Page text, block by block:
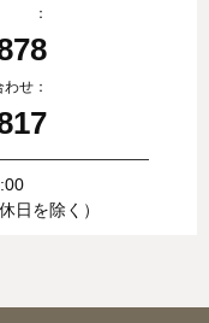
せ ：
せ：
日を除く）